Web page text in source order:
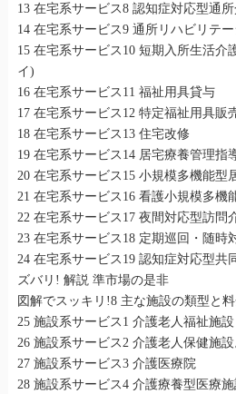
13 在宅系サービス8 認知症対応型通
14 在宅系サービス9 通所リハビリテ
15 在宅系サービス10 短期入所生活介
イ)
16 在宅系サービス11 福祉用具貸与
17 在宅系サービス12 特定福祉用具販
18 在宅系サービス13 住宅改修
19 在宅系サービス14 居宅療養管理指
20 在宅系サービス15 小規模多機能型
21 在宅系サービス16 看護小規模多機
22 在宅系サービス17 夜間対応型訪問
23 在宅系サービス18 定期巡回・随時
24 在宅系サービス19 認知症対応型共
ズバリ! 解説 準市場の是非
図解でスッキリ!8 主な施設の類型と
25 施設系サービス1 介護老人福祉施設
26 施設系サービス2 介護老人保健施設
27 施設系サービス3 介護医療院
28 施設系サービス4 介護療養型医療施